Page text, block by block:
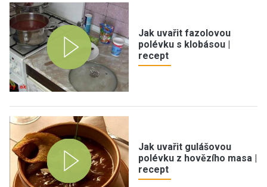
Jak uvařit fazolovou
polévku s klobásou |
recept
Jak uvařit gulášovou
polévku z hovězího masa |
recept